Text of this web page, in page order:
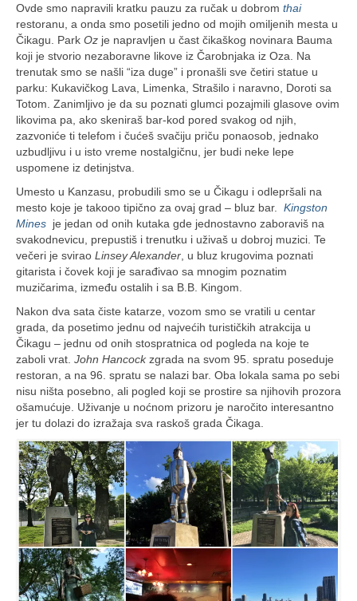
Ovde smo napravili kratku pauzu za ručak u dobrom thai
restoranu, a onda smo posetili jedno od mojih omiljenih mesta u
Čikagu. Park Oz je napravljen u čast čikaškog novinara Bauma
koji je stvorio nezaboravne likove iz Čarobnjaka iz Oza. Na
trenutak smo se našli “iza duge” i pronašli sve četiri statue u
parku: Kukavičkog Lava, Limenka, Strašilo i naravno, Doroti sa
Totom. Zanimljivo je da su poznati glumci pozajmili glasove ovim
likovima pa, ako skeniraš bar-kod pored svakog od njih,
zazvoniće ti telefom i čućeš svačiju priču ponaosob, jednako
uzbudljivu i u isto vreme nostalgičnu, jer budi neke lepe
uspomene iz detinjstva.
Umesto u Kanzasu, probudili smo se u Čikagu i odlepršali na
mesto koje je takooo tipično za ovaj grad – bluz bar.
Kingston
Mines je jedan od onih kutaka gde jednostavno zaboraviš na
svakodnevicu, prepustiš i trenutku i uživaš u dobroj muzici. Te
večeri je svirao Linsey Alexander , u bluz krugovima poznati
gitarista i čovek koji je sarađivao sa mnogim poznatim
muzičarima, između ostalih i sa B.B. Kingom.
Nakon dva sata čiste katarze, vozom smo se vratili u centar
grada, da posetimo jednu od najvećih turističkih atrakcija u
Čikagu – jednu od onih stospratnica od pogleda na koje te
zaboli vrat. John Hancockzgrada na svom 95. spratu poseduje
restoran, a na 96. spratu se nalazi bar. Oba lokala sama po sebi
nisu ništa posebno, ali pogled koji se prostire sa njihovih prozora
ošamućuje. Uživanje u noćnom prizoru je naročito interesantno
jer tu dolazi do izražaja sva raskoš grada Čikaga.